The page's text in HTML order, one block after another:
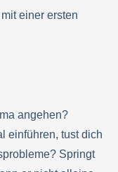
einer ersten
angehen?
einführen, tust dich
Springt